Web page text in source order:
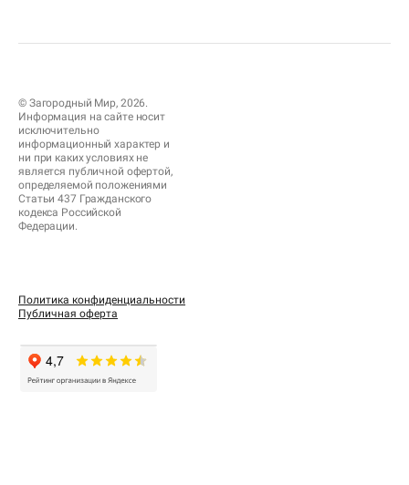
© Загородный Мир, 2026.
Информация на сайте носит
исключительно
информационный характер и
ни при каких условиях не
является публичной офертой,
определяемой положениями
Статьи 437 Гражданского
кодекса Российской
Федерации.
Политика конфиденциальности
Публичная оферта